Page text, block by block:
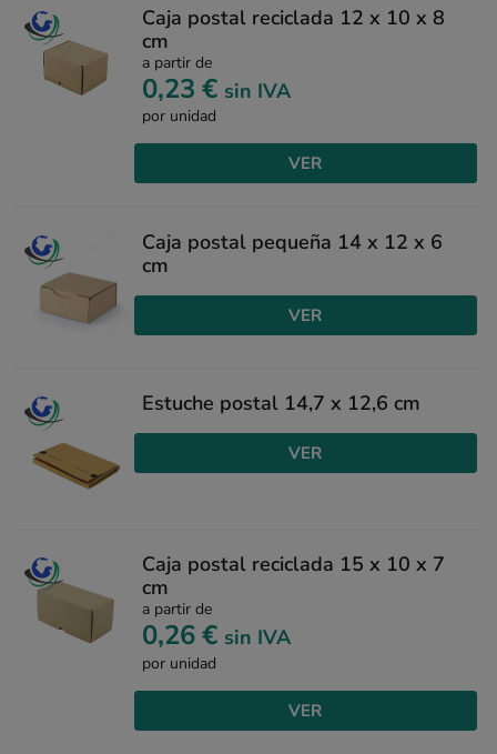
Caja postal reciclada 12 x 10 x 8
cm
a partir de
0,23 € sin IVA
por unidad
VER
Caja postal pequeña 14 x 12 x 6
cm
VER
Estuche postal 14,7 x 12,6 cm
VER
Caja postal reciclada 15 x 10 x 7
cm
a partir de
0,26 € sin IVA
por unidad
VER